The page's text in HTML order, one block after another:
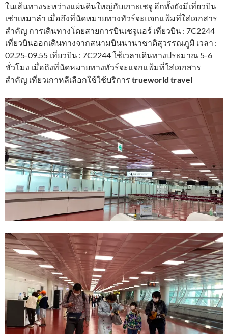
ในเส้นทางระหว่างแผ่นดินใหญ่กับเกาะเชจู อีกทั้งยังมีเที่ยวบิน
เช่าเหมาลำ เมื่อถึงที่นัดหมายทางทัวร์จะแจกแฟ้มที่ใส่เอกสาร
สำคัญ การเดินทางโดยสายการบินเชจูแอร์ เที่ยวบิน : 7C2244
เที่ยวบินออกเดินทางจากสนามบินนานาชาติสุวรรณภูมิ เวลา :
02.25-09.55 เที่ยวบิน : 7C2244 ใช้เวลาเดินทางประมาณ 5-6
ชั่วโมง เมื่อถึงที่นัดหมายทางทัวร์จะแจกแฟ้มที่ใส่เอกสาร
สำคัญ เที่ยวเกาหลีเลือกใช้ใช้บริการ trueworld travel